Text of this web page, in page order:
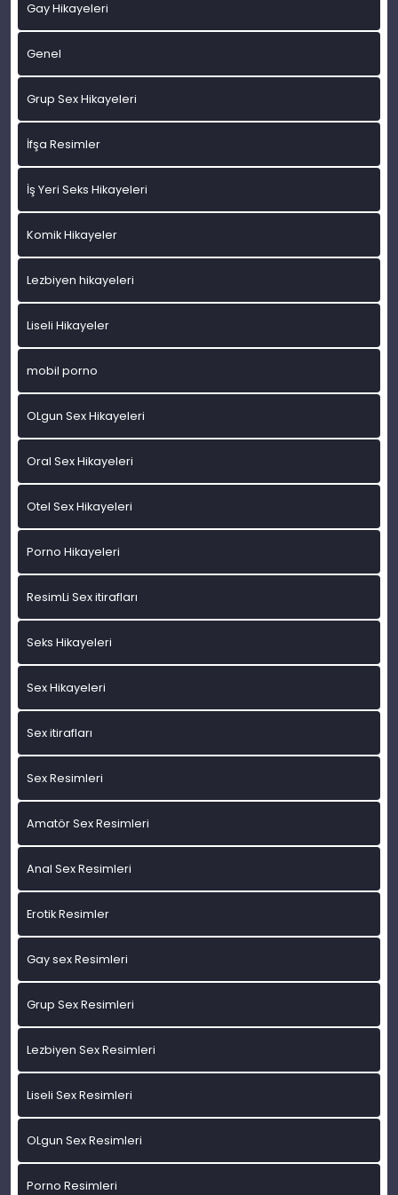
Gay Hikayeleri
Genel
Grup Sex Hikayeleri
İfşa Resimler
İş Yeri Seks Hikayeleri
Komik Hikayeler
Lezbiyen hikayeleri
Liseli Hikayeler
mobil porno
OLgun Sex Hikayeleri
Oral Sex Hikayeleri
Otel Sex Hikayeleri
Porno Hikayeleri
ResimLi Sex itirafları
Seks Hikayeleri
Sex Hikayeleri
Sex itirafları
Sex Resimleri
Amatör Sex Resimleri
Anal Sex Resimleri
Erotik Resimler
Gay sex Resimleri
Grup Sex Resimleri
Lezbiyen Sex Resimleri
Liseli Sex Resimleri
OLgun Sex Resimleri
Porno Resimleri